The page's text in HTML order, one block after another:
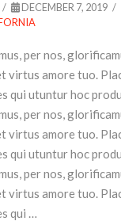
DECEMBER 7, 2019
per nos,
virtus amore tuo.
qui utuntur hoc
per nos,
virtus amore tuo.
qui utuntur hoc
per nos,
virtus amore tuo.
qui …